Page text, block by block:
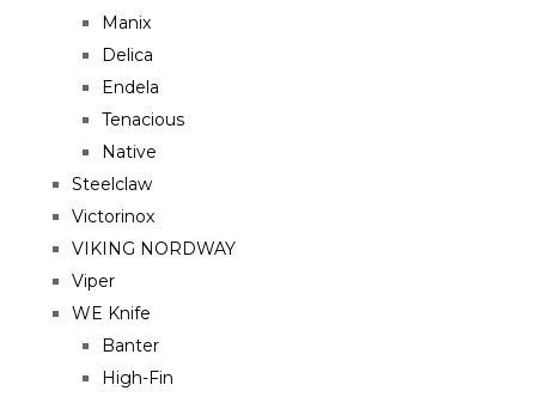
Manix
Delica
Endela
Tenacious
Native
Steelclaw
Victorinox
VIKING NORDWAY
Viper
WE Knife
Banter
High-Fin